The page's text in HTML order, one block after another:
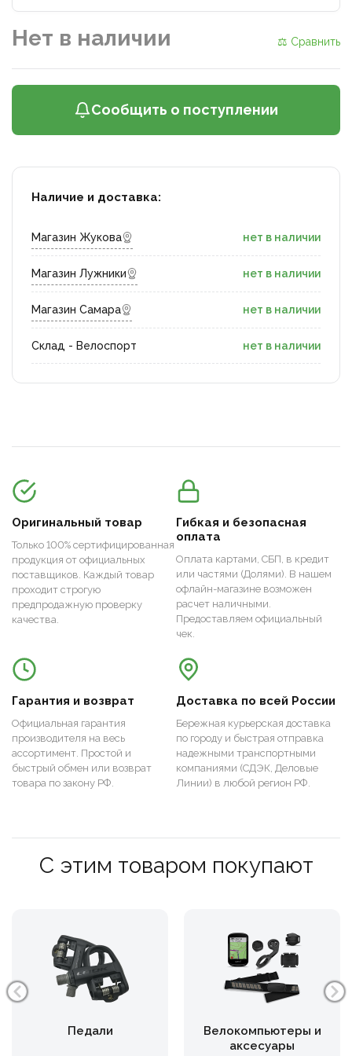
Нет в наличии ⚖ Сравнить
Сообщить о поступлении
Наличие и доставка:
Магазин Жукова нет в наличии
Магазин Лужники нет в наличии
Магазин Самара нет в наличии
Склад - Велоспорт нет в наличии
Оригинальный товар
Только 100% сертифицированная
продукция от официальных
поставщиков. Каждый товар
проходит строгую
предпродажную проверку
качества.
Гибкая и безопасная
оплата
Оплата картами, СБП, в кредит
или частями (Долями). В нашем
офлайн-магазине возможен
расчет наличными.
Предоставляем официальный
чек.
Гарантия и возврат
Официальная гарантия
производителя на весь
ассортимент. Простой и
быстрый обмен или возврат
товара по закону РФ.
Доставка по всей России
Бережная курьерская доставка
по городу и быстрая отправка
надежными транспортными
компаниями (СДЭК, Деловые
Линии) в любой регион РФ.
С этим товаром покупают
Педали
Велокомпьютеры и
аксесуары